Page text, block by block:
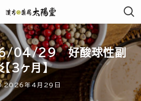
04/29 好酸球性副
3ヶ月】
2026年4月29日